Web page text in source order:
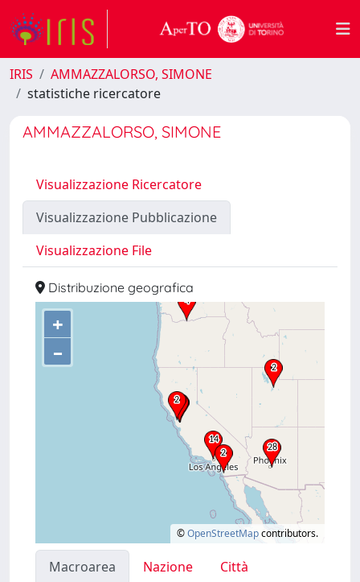
IRIS
AMMAZZALORSO, SIMONE
statistiche ricercatore
AMMAZZALORSO, SIMONE
Visualizzazione Ricercatore
Visualizzazione Pubblicazione
Visualizzazione File
Distribuzione geografica
+
–
©OpenStreetMapcontributors.
Macroarea Nazione
Città